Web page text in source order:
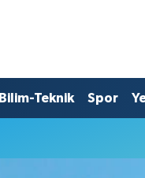
Bilim-Teknik Spor